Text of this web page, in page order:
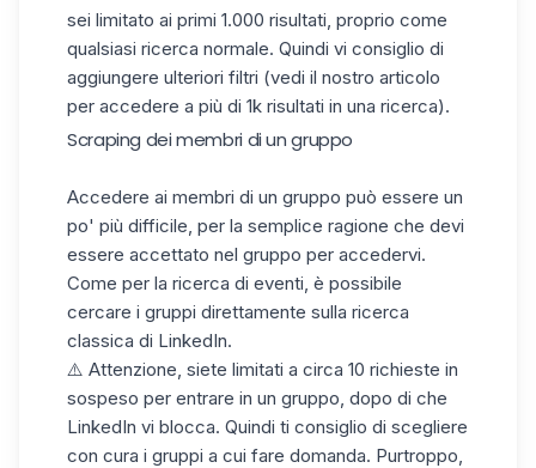
sei limitato ai primi 1.000 risultati, proprio come
qualsiasi ricerca normale. Quindi vi consiglio di
aggiungere ulteriori filtri (vedi il nostro articolo
per accedere a più di 1k risultati in una ricerca).
Scraping dei membri di un gruppo
Accedere ai membri di un gruppo può essere un
po' più difficile, per la semplice ragione che devi
essere accettato nel gruppo per accedervi.
Come per la ricerca di eventi, è possibile
cercare i gruppi direttamente sulla ricerca
classica di LinkedIn.
⚠️ Attenzione, siete limitati a circa 10 richieste in
sospeso per entrare in un gruppo, dopo di che
LinkedIn vi blocca. Quindi ti consiglio di scegliere
con cura i gruppi a cui fare domanda. Purtroppo,